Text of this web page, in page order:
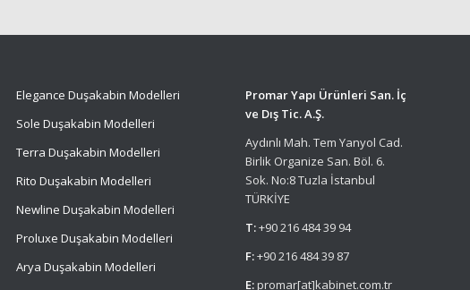
Elegance Duşakabin Modelleri
Sole Duşakabin Modelleri
Terra Duşakabin Modelleri
Rito Duşakabin Modelleri
Newline Duşakabin Modelleri
Proluxe Duşakabin Modelleri
Arya Duşakabin Modelleri
Promar Yapı Ürünleri San. İç
ve Dış Tic. A.Ş.
Aydınlı Mah. Tem Yanyol Cad.
Birlik Organize San. Böl. 6.
Sok. No:8 Tuzla İstanbul
TÜRKİYE
T:+90 216 484 39 94
F:+90 216 484 39 87
E:promar[at]kabinet.com.tr